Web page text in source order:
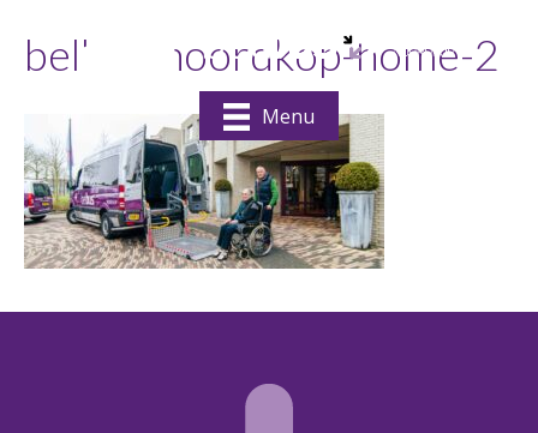
Menu
belbus-noordkop-home-2